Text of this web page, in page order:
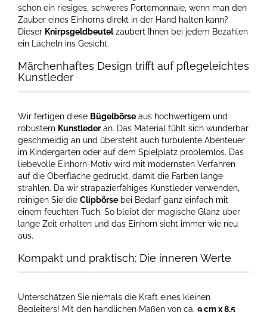
schon ein riesiges, schweres Portemonnaie, wenn man den
Zauber eines Einhorns direkt in der Hand halten kann?
Dieser Knirpsgeldbeutelzaubert Ihnen bei jedem Bezahlen
ein Lächeln ins Gesicht.
Märchenhaftes Design trifft auf pflegeleichtes
Kunstleder
Wir fertigen diese Bügelbörse aus hochwertigem und
robustem Kunstlederan. Das Material fühlt sich wunderbar
geschmeidig an und übersteht auch turbulente Abenteuer
im Kindergarten oder auf dem Spielplatz problemlos. Das
liebevolle Einhorn-Motiv wird mit modernsten Verfahren
auf die Oberfläche gedruckt, damit die Farben lange
strahlen. Da wir strapazierfähiges Kunstleder verwenden,
reinigen Sie die Clipbörse bei Bedarf ganz einfach mit
einem feuchten Tuch. So bleibt der magische Glanz über
lange Zeit erhalten und das Einhorn sieht immer wie neu
aus.
Kompakt und praktisch: Die inneren Werte
Unterschätzen Sie niemals die Kraft eines kleinen
Begleiters! Mit den handlichen Maßen von ca. 9 cm x 8,5